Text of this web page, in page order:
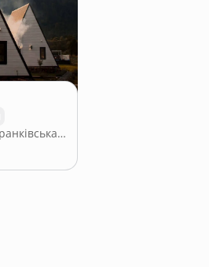
Микуличин, Івано-Франківська область